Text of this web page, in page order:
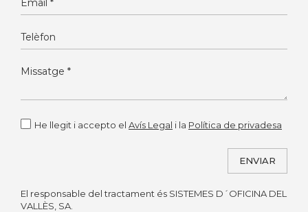
He llegit i accepto el Avís Legal i la Política de privadesa
ENVIAR
Alternative:
El responsable del tractament és SISTEMES D´OFICINA DEL
VALLÈS, SA.